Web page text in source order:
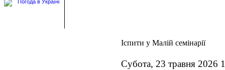
Іспити у Малій семінарії
Субота, 23 травня 2026